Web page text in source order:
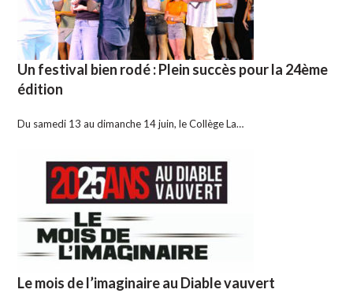
Un festival bien rodé : Plein succès pour la 24ème
édition
Du samedi 13 au dimanche 14 juin, le Collège La…
Le mois de l’imaginaire au Diable vauvert